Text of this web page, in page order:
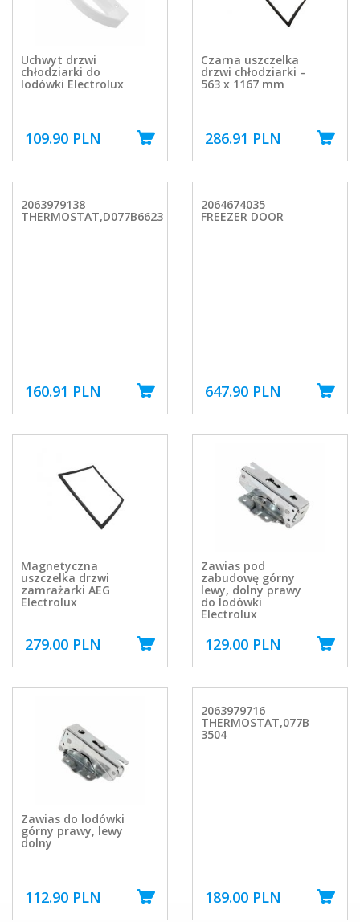
Uchwyt drzwi
chłodziarki do
lodówki Electrolux
109.90 PLN
Czarna uszczelka
drzwi chłodziarki –
563 x 1167 mm
286.91 PLN
2063979138
THERMOSTAT,D077B6623
160.91 PLN
2064674035
FREEZER DOOR
647.90 PLN
Magnetyczna
uszczelka drzwi
zamrażarki AEG
Electrolux
279.00 PLN
Zawias pod
zabudowę górny
lewy, dolny prawy
do lodówki
Electrolux
129.00 PLN
Zawias do lodówki
górny prawy, lewy
dolny
112.90 PLN
2063979716
THERMOSTAT,077B
3504
189.00 PLN